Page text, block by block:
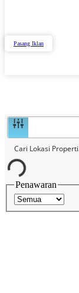
Pasang Iklan
Penawaran